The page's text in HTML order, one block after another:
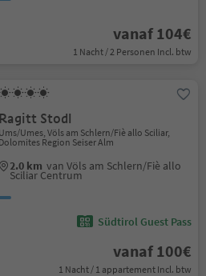
vanaf 104€
1 Nacht / 2 Personen Incl. btw
Ragitt Stodl
Ums/Umes, Völs am Schlern/Fiè allo Sciliar,
Dolomites Region Seiser Alm
2.0 km van Völs am Schlern/Fiè allo
Sciliar Centrum
Südtirol Guest Pass
vanaf 100€
1 Nacht / 1 appartement Incl. btw